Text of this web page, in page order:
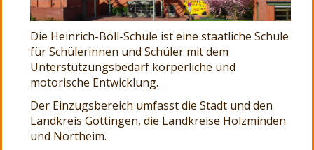
Die Heinrich-Böll-Schule ist eine staatliche Schule
für Schülerinnen und Schüler mit dem
Unterstützungsbedarf körperliche und
motorische Entwicklung.
Der Einzugsbereich umfasst die Stadt und den
Landkreis Göttingen, die Landkreise Holzminden
und Northeim.